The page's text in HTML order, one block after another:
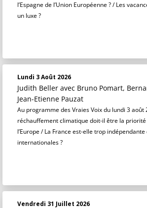
l’Espagne de l’Union Européenne ? / Les
un luxe ?
Lundi 3 Août 2026
Judith Beller avec Bruno Pomart,
Jean-Etienne Pauzat
Au programme des Vraies Voix du lundi 3 août
réchauffement climatique doit-il être la priorité
l’Europe / La France est-elle trop
internationales ?
Vendredi 31 Juillet 2026